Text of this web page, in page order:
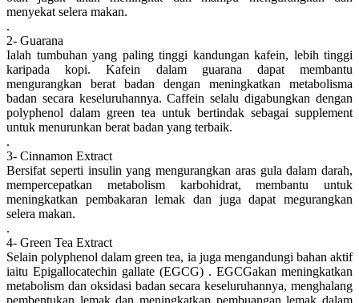
menyekat selera makan.
.
2- Guarana
Ialah tumbuhan yang paling tinggi kandungan kafein, lebih tinggi
karipada kopi. Kafein dalam guarana dapat membantu
mengurangkan berat badan dengan meningkatkan metabolisma
badan secara keseluruhannya. Caffein selalu digabungkan dengan
polyphenol dalam green tea untuk bertindak sebagai supplement
untuk menurunkan berat badan yang terbaik.
.
3- Cinnamon Extract
Bersifat seperti insulin yang mengurangkan aras gula dalam darah,
mempercepatkan metabolism karbohidrat, membantu untuk
meningkatkan pembakaran lemak dan juga dapat megurangkan
selera makan.
.
4- Green Tea Extract
Selain polyphenol dalam green tea, ia juga mengandungi bahan aktif
iaitu Epigallocatechin gallate (EGCG) . EGCGakan meningkatkan
metabolism dan oksidasi badan secara keseluruhannya, menghalang